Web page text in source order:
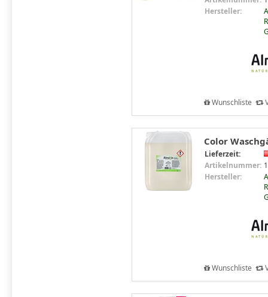
Hersteller:
Wunschliste
Color
Lieferzeit:
Artikelnummer:
Hersteller:
Wunschliste